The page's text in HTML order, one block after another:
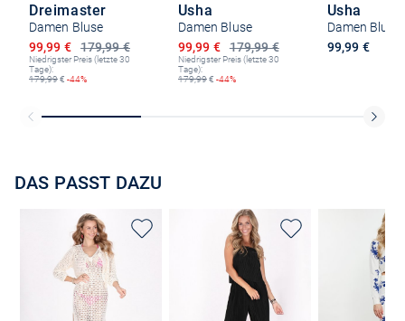
Dreimaster
Damen Bluse
179,99 €
Ermäßigter Preis
99,99 €
Niedrigster Preis (letzte 30
Tage):
179,99€ -44%
Usha
Damen Bluse
179,99 €
Ermäßigter Preis
99,99 €
Niedrigster Preis (letzte 30
Tage):
179,99€ -44%
Usha
Damen Bluse
99,99 €
DAS PASST DAZU